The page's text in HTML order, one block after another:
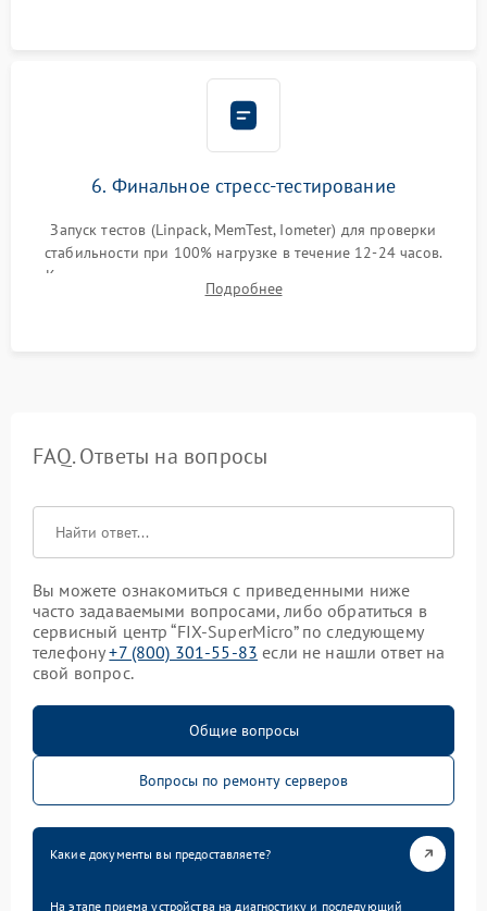
6. Финальное стресс-тестирование
Запуск тестов (Linpack, MemTest, Iometer) для проверки
стабильности при 100% нагрузке в течение 12-24 часов.
Контроль температурных режимов, проверка отсутствия
троттлинга и подготовка сервера к выдаче.
Подробнее
FAQ. Ответы на вопросы
Вы можете ознакомиться с приведенными ниже
часто задаваемыми вопросами, либо обратиться в
сервисный центр “FIX-SuperMicro” по следующему
телефону+7 (800) 301-55-83 если не нашли ответ на
свой вопрос.
Общие вопросы
Вопросы по ремонту серверов
Какие документы вы предоставляете?
На этапе приема устройства на диагностику и последующий